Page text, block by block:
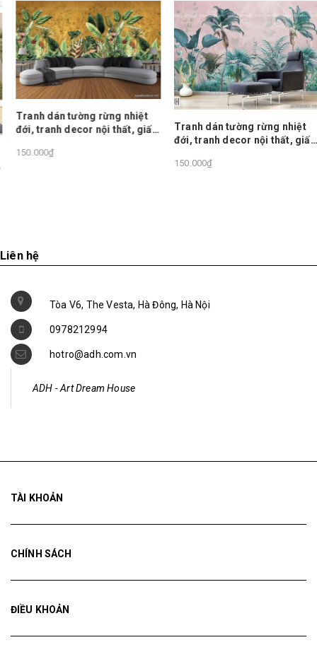
Tranh dán tường rừng nhiệt
đới, tranh decor nội thất, giấy
150.000₫
Tranh dán tường rừng nhiệt
đới, tranh decor nội thất, giấy
150.000₫
Liên hệ
Tòa V6, The Vesta, Hà Đông, Hà Nội
0978212994
hotro@adh.com.vn
ADH - Art Dream House
TÀI KHOẢN
CHÍNH SÁCH
ĐIỀU KHOẢN